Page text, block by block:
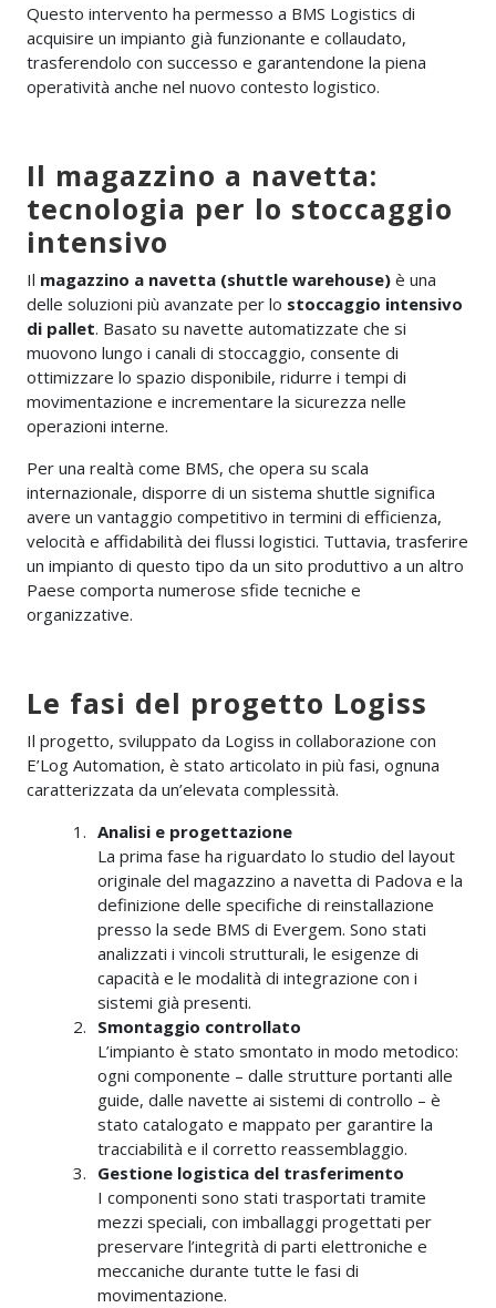
Questo intervento ha permesso a BMS Logistics di
acquisire un impianto già funzionante e collaudato,
trasferendolo con successo e garantendone la piena
operatività anche nel nuovo contesto logistico.
Il magazzino a navetta:
tecnologia per lo stoccaggio
intensivo
Il magazzino a navetta (shuttle warehouse) è una
delle soluzioni più avanzate per lo stoccaggio intensivo
di pallet. Basato su navette automatizzate che si
muovono lungo i canali di stoccaggio, consente di
ottimizzare lo spazio disponibile, ridurre i tempi di
movimentazione e incrementare la sicurezza nelle
operazioni interne.
Per una realtà come BMS, che opera su scala
internazionale, disporre di un sistema shuttle significa
avere un vantaggio competitivo in termini di efficienza,
velocità e affidabilità dei flussi logistici. Tuttavia, trasferire
un impianto di questo tipo da un sito produttivo a un altro
Paese comporta numerose sfide tecniche e
organizzative.
Le fasi del progetto Logiss
Il progetto, sviluppato da Logiss in collaborazione con
E’Log Automation, è stato articolato in più fasi, ognuna
caratterizzata da un’elevata complessità.
Analisi e progettazione
La prima fase ha riguardato lo studio del layout
originale del magazzino a navetta di Padova e la
definizione delle specifiche di reinstallazione
presso la sede BMS di Evergem. Sono stati
analizzati i vincoli strutturali, le esigenze di
capacità e le modalità di integrazione con i
sistemi già presenti.
Smontaggio controllato
L’impianto è stato smontato in modo metodico:
ogni componente – dalle strutture portanti alle
guide, dalle navette ai sistemi di controllo – è
stato catalogato e mappato per garantire la
tracciabilità e il corretto reassemblaggio.
Gestione logistica del trasferimento
I componenti sono stati trasportati tramite
mezzi speciali, con imballaggi progettati per
preservare l’integrità di parti elettroniche e
meccaniche durante tutte le fasi di
movimentazione.